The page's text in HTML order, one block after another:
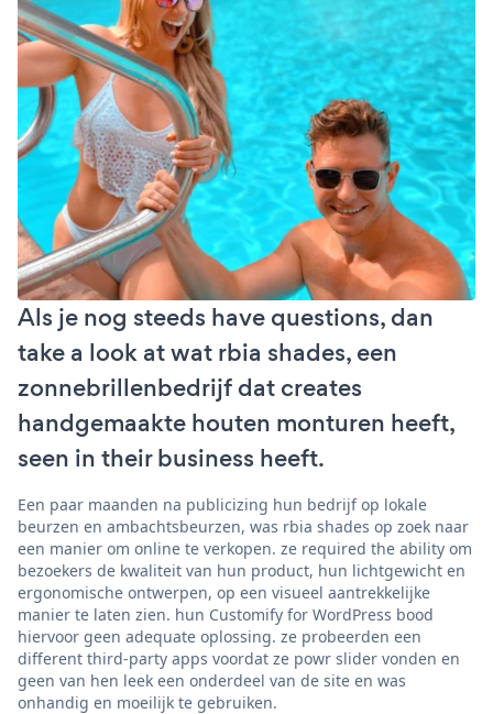
Als je nog steeds have questions, dan
take a look at wat rbia shades, een
zonnebrillenbedrijf dat creates
handgemaakte houten monturen heeft,
seen in their business heeft.
Een paar maanden na publicizing hun bedrijf op lokale
beurzen en ambachtsbeurzen, was rbia shades op zoek naar
een manier om online te verkopen. ze required the ability om
bezoekers de kwaliteit van hun product, hun lichtgewicht en
ergonomische ontwerpen, op een visueel aantrekkelijke
manier te laten zien. hun Customify for WordPress bood
hiervoor geen adequate oplossing. ze probeerden een
different third-party apps voordat ze powr slider vonden en
geen van hen leek een onderdeel van de site en was
onhandig en moeilijk te gebruiken.